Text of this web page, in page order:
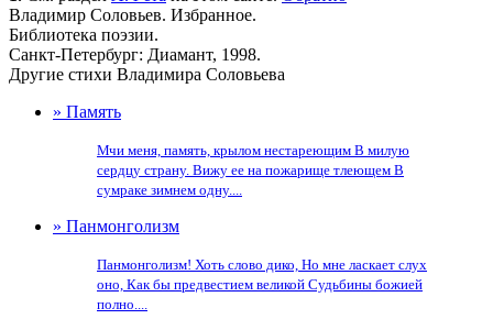
Владимир Соловьев. Избранное.
Библиотека поэзии.
Санкт-Петербург: Диамант, 1998.
Другие стихи Владимира Соловьева
» Память
Мчи меня, память, крылом нестареющим В милую
сердцу страну. Вижу ее на пожарище тлеющем В
сумраке зимнем одну....
» Панмонголизм
Панмонголизм! Хоть слово дико, Но мне ласкает слух
оно, Как бы предвестием великой Судьбины божией
полно....